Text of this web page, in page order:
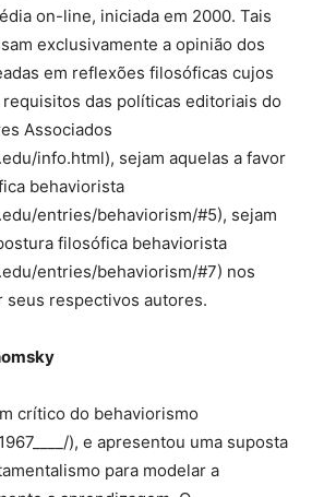
on-line, iniciada em 2000. Tais
exclusivamente a opinião dos
em reflexões filosóficas cujos
das políticas editoriais do
Associados
info.html), sejam aquelas a favor
behaviorista
entries/behaviorism/#5), sejam
filosófica behaviorista
entries/behaviorism/#7) nos
seus respectivos autores.
crítico do behaviorismo
), e apresentou uma suposta
para modelar a